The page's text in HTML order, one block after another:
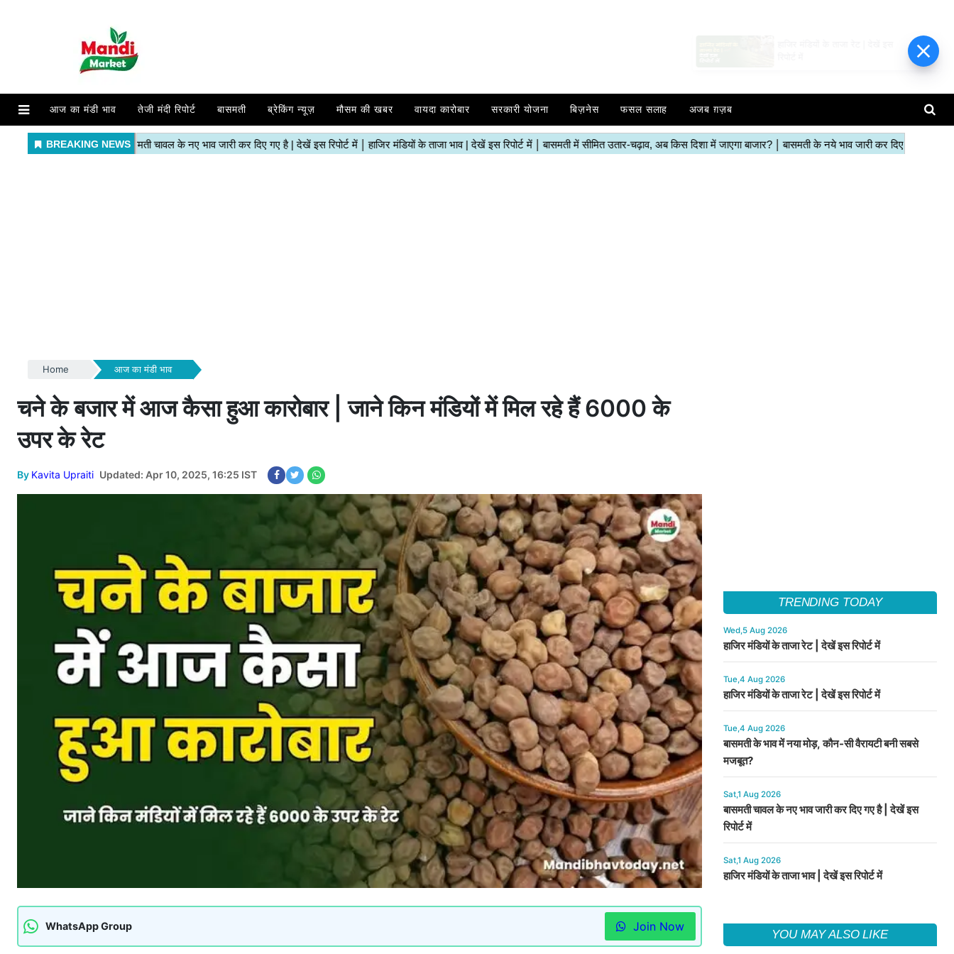
आज का मंडी भाव तेजी मंदी रिपोर्ट बासमती ब्रेकिंग न्यूज़ मौसम की खबर वायदा कारोबार सरकारी योजना बिज़नेस फसल सलाह अजब ग़ज़ब
Home आज का मंडी भाव
चने के बजार में आज कैसा हुआ कारोबार | जाने किन मंडियों में मिल रहे हैं 6000 के
उपर के रेट
By Kavita Upraiti Updated: Apr 10, 2025, 16:25 IST
WhatsApp Group Join Now
TRENDING TODAY
Wed,5 Aug 2026
हाजिर मंडियों के ताजा रेट | देखें इस रिपोर्ट में
Tue,4 Aug 2026
हाजिर मंडियों के ताजा रेट | देखें इस रिपोर्ट में
Tue,4 Aug 2026
बासमती के भाव में नया मोड़, कौन-सी वैरायटी बनी सबसे
मजबूत?
Sat,1 Aug 2026
बासमती चावल के नए भाव जारी कर दिए गए है | देखें इस
रिपोर्ट में
Sat,1 Aug 2026
हाजिर मंडियों के ताजा भाव | देखें इस रिपोर्ट में
YOU MAY ALSO LIKE